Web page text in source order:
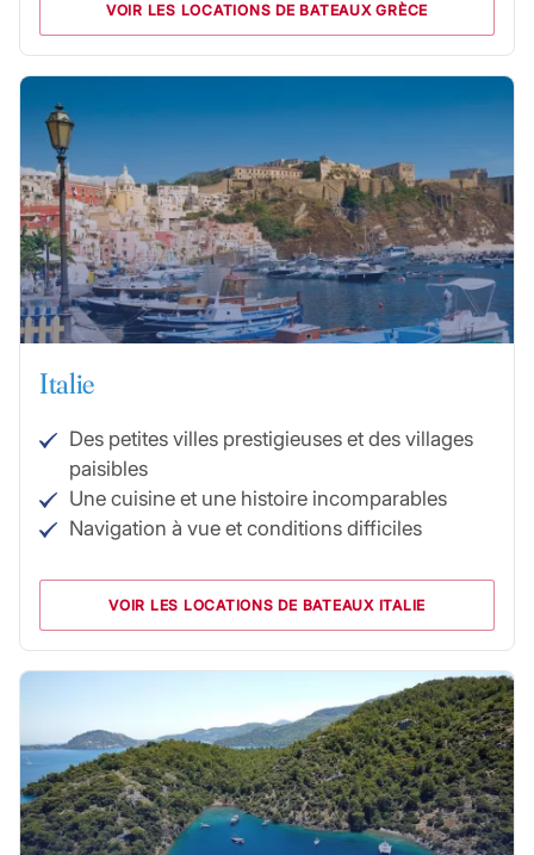
VOIR LES LOCATIONS DE BATEAUX GRÈCE
Italie
Des petites villes prestigieuses et des villages
paisibles
Une cuisine et une histoire incomparables
Navigation à vue et conditions difficiles
VOIR LES LOCATIONS DE BATEAUX ITALIE